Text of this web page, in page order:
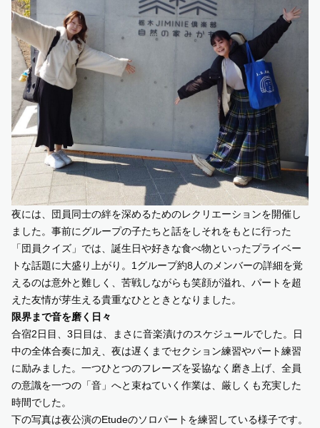
夜には、団員同士の絆を深めるためのレクリエーションを開催し
ました。事前にグループの子たちと話をしそれをもとに行った
「団員クイズ」では、誕生日や好きな食べ物といったプライベー
トな話題に大盛り上がり。1グループ約8人のメンバーの詳細を覚
えるのは意外と難しく、苦戦しながらも笑顔が溢れ、パートを超
えた友情が芽生える貴重なひとときとなりました。
限界まで音を磨く日々
合宿2日目、3日目は、まさに音楽漬けのスケジュールでした。日
中の全体合奏に加え、夜は遅くまでセクション練習やパート練習
に励みました。一つひとつのフレーズを妥協なく磨き上げ、全員
の意識を一つの「音」へと束ねていく作業は、厳しくも充実した
時間でした。
下の写真は夜公演のEtudeのソロパートを練習している様子です。